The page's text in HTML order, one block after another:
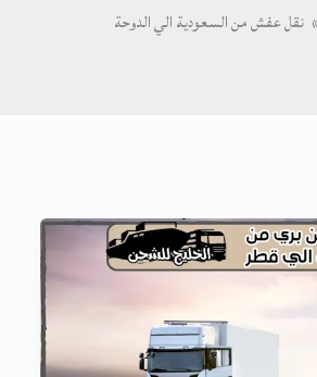
نقل عفش من السعودية الي الدوحة